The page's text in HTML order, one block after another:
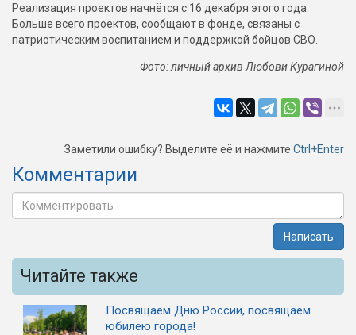
Реализация проектов начнётся с 16 декабря этого года.
Больше всего проектов, сообщают в фонде, связаны с
патриотическим воспитанием и поддержкой бойцов СВО.
Фото: личный архив Любови Курагиной
Заметили ошибку? Выделите её и нажмите Ctrl+Enter
Комментарии
Написать
Читайте также
Посвящаем Дню России, посвящаем
юбилею города!